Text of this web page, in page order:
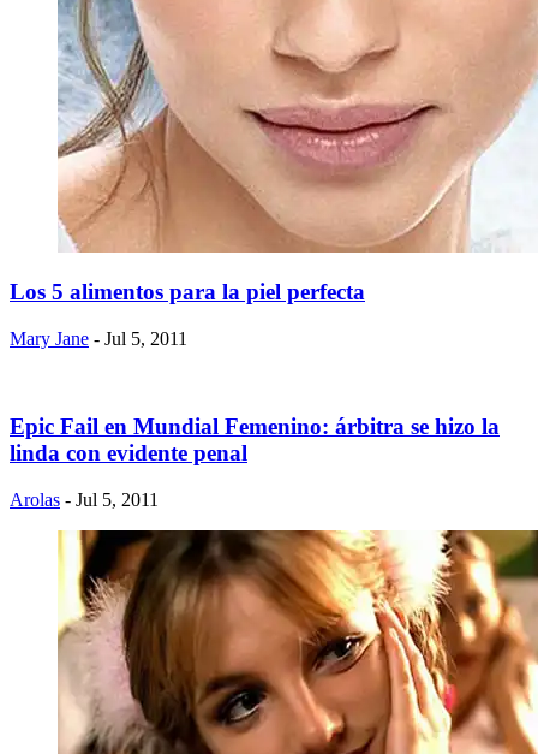
Los 5 alimentos para la piel perfecta
Mary Jane - Jul 5, 2011
Epic Fail en Mundial Femenino: árbitra se hizo la
linda con evidente penal
Arolas - Jul 5, 2011